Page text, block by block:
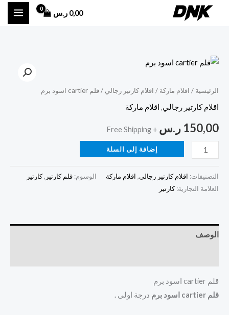
تخطي
0,00 ر.س
الرئيسية / اقلام ماركة / اقلام كارتير رجالي / قلم cartier اسود برم
اقلام كارتير رجالي, اقلام ماركة
150,00 ر.س + Free Shipping
كمية
cartier
اسود
إضافة إلى السلة
التصنيفات: اقلام كارتير رجالي, اقلام ماركة الوسوم: قلم كارتير ,كارتير
العلامة التجارية:كارتير
الوصف
قلم cartier اسود برم
قلم cartier اسود برم
درجة اولى .